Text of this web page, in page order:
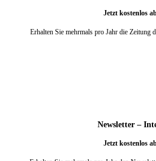
Jetzt kostenlos
Erhalten Sie mehrmals pro Jahr die Zeitung
Newsletter –
Jetzt kostenlos